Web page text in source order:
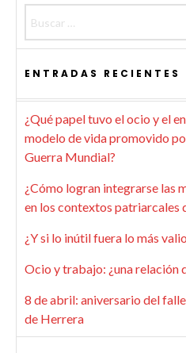
ENTRADAS RECIENTES
¿Qué papel tuvo el ocio y el
modelo de vida promovido
Guerra Mundial?
¿Cómo logran integrarse las
en los contextos patriarcales
¿Y si lo inútil fuera lo más
Ocio y trabajo: ¿una relación
8 de abril: aniversario del
de Herrera